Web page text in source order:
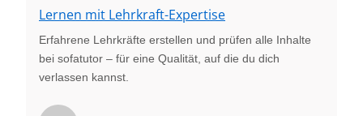
Lernen mit Lehrkraft-Expertise
Erfahrene Lehrkräfte erstellen und prüfen alle Inhalte
bei sofatutor – für eine Qualität, auf die du dich
verlassen kannst.